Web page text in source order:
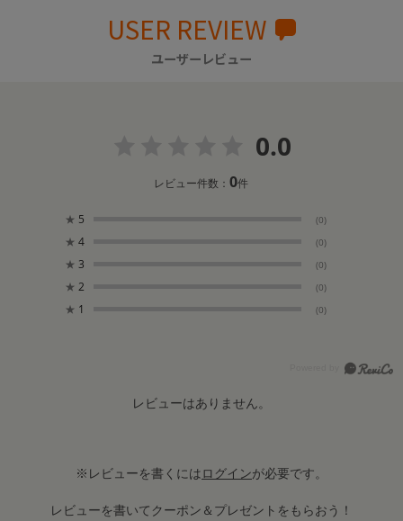
USER REVIEW
ユーザーレビュー
0.0
レビュー件数：0件
★ 5 (0)
★ 4 (0)
★ 3 (0)
★ 2 (0)
★ 1 (0)
レビューはありません。
※レビューを書くにはログインが必要です。
レビューを書いてクーポン＆プレゼントをもらおう！